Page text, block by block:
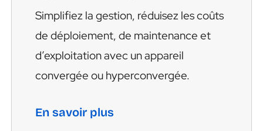
Simplifiez la gestion, réduisez les coûts
de déploiement, de maintenance et
d’exploitation avec un appareil
convergée ou hyperconvergée.
En savoir plus